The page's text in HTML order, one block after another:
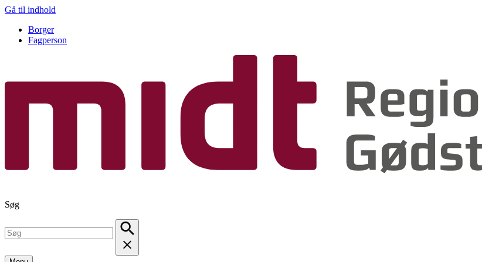
Gå til indhold
Borger
Fagperson
Søg